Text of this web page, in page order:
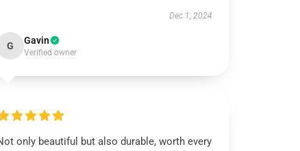
Dec 1, 2024
G Gavin
Verified owner
only beautiful but also durable, worth every